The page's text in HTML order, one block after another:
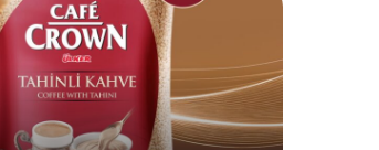
Momo Bodrum’da Yer